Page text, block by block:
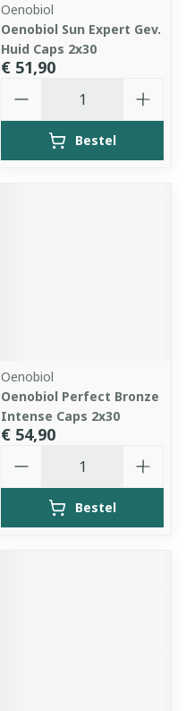
Oenobiol
Oenobiol Sun Expert Gev.
Huid Caps 2x30
€ 51,90
Bestel
Oenobiol
Oenobiol Perfect Bronze
Intense Caps 2x30
€ 54,90
Bestel